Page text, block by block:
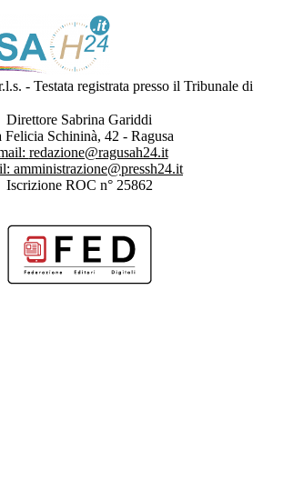
- Testata registrata presso il Tribunale di
Direttore Sabrina Gariddi
Felicia Schininà, 42 - Ragusa
redazione@ragusah24.it
amministrazione@pressh24.it
Iscrizione ROC n° 25862